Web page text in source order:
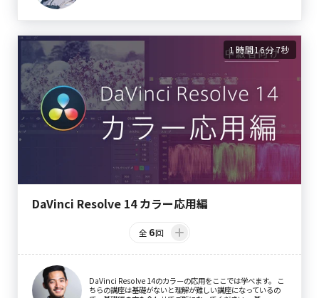
1時間16分7秒
DaVinci Resolve 14 カラー応用編
全 6回
DaVinci Resolve 14のカラーの応用をここでは学べます。 こ
ちらの講座は基礎がないと理解が難しい講座になっているの